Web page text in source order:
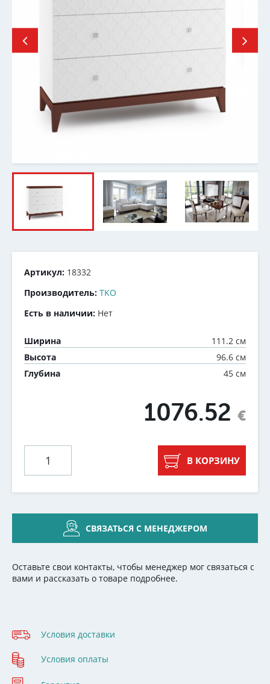
Артикул: 18332
Производитель: TKO
Есть в наличии: Нет
Ширина
111.2 см
Высота
96.6 см
Глубина
45 см
1076.52 €
В КОРЗИНУ
СВЯЗАТЬСЯ С МЕНЕДЖЕРОМ
Оставьте свои контакты, чтобы менеджер мог связаться с
вами и рассказать о товаре подробнее.
Условия доставки
Условия оплаты